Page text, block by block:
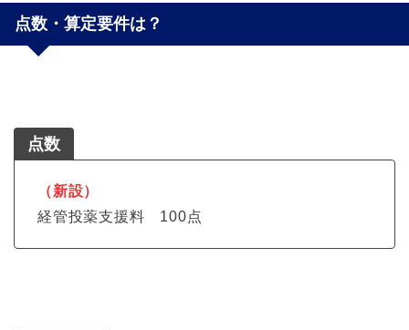
点数・算定要件は？
点数
（新設）
経管投薬支援料 100点